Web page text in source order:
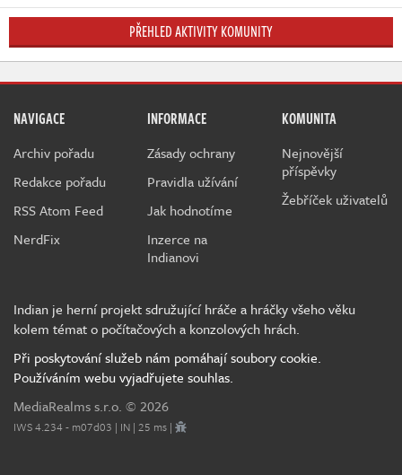
PŘEHLED AKTIVITY KOMUNITY
NAVIGACE
Archiv pořadu
Redakce pořadu
RSS Atom Feed
NerdFix
INFORMACE
Zásady ochrany
Pravidla užívání
Jak hodnotíme
Inzerce na
Indianovi
KOMUNITA
Nejnovější
příspěvky
Žebříček uživatelů
Indian je herní projekt sdružující hráče a hráčky všeho věku
kolem témat o počítačových a konzolových hrách.
Při poskytování služeb nám pomáhají soubory cookie.
Používáním webu vyjadřujete souhlas.
MediaRealms s.r.o. © 2026
IWS 4.234 - m07d03 | IN | 25 ms |